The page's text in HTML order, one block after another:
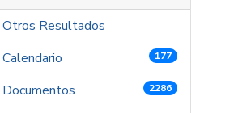
Otros Resultados
Calendario
177
Documentos 2286